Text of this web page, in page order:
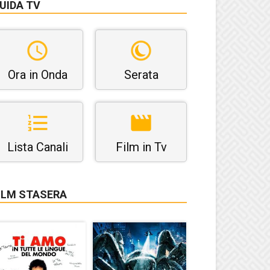
TV
Ora in Onda Serata
Lista Canali Film in Tv
STASERA